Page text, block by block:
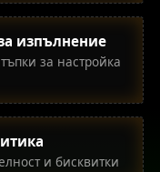
изпълнение
за настройка
и бисквитки